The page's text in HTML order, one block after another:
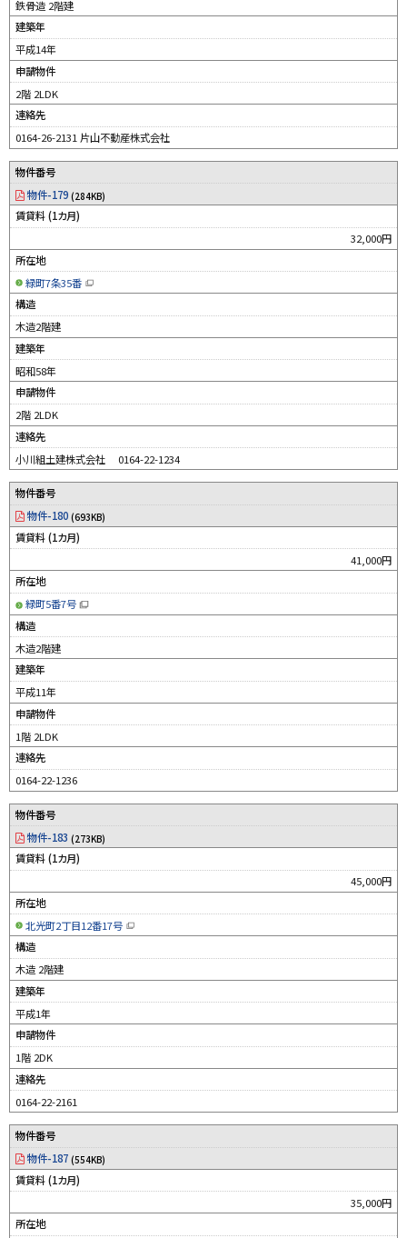
ン
ウ
開
ま
）
鉄骨造 2階建
建築年
平成14年
申請物件
2階 2LDK
連絡先
0164-26-2131 片山不動産株式会社
物件番号
物件-179 (284KB)
賃貸料 (1カ月)
32,000円
所在地
緑町7条35番
（
規
ン
ウ
開
ま
）
構造
木造2階建
建築年
昭和58年
申請物件
2階 2LDK
連絡先
小川組土建株式会社 0164-22-1234
物件番号
物件-180 (693KB)
賃貸料 (1カ月)
41,000円
所在地
緑町5番7号
（
規
ン
ウ
開
ま
）
構造
木造2階建
建築年
平成11年
申請物件
1階 2LDK
連絡先
0164-22-1236
物件番号
物件-183 (273KB)
賃貸料 (1カ月)
45,000円
所在地
北光町2丁目12番17号
（
規
ン
ウ
開
ま
）
構造
木造 2階建
建築年
平成1年
申請物件
1階 2DK
連絡先
0164-22-2161
物件番号
物件-187 (554KB)
賃貸料 (1カ月)
35,000円
所在地